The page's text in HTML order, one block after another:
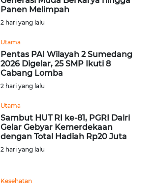
Panen Melimpah
2 hari yang lalu
Utama
Pentas PAI Wilayah 2 Sumedang
2026 Digelar, 25 SMP Ikuti 8
Cabang Lomba
2 hari yang lalu
Utama
Sambut HUT RI ke-81, PGRI Dairi
Gelar Gebyar Kemerdekaan
dengan Total Hadiah Rp20 Juta
2 hari yang lalu
Kesehatan